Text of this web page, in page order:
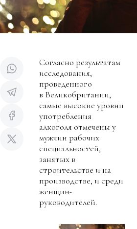
Согласно результатам
исследования,
проведенного
в Великобритании,
самые высокие уровни
употребления
алкоголя отмечены у
мужчин рабочих
специальностей,
занятых в
строительстве и на
производстве, и среди
женщин-
руководителей.